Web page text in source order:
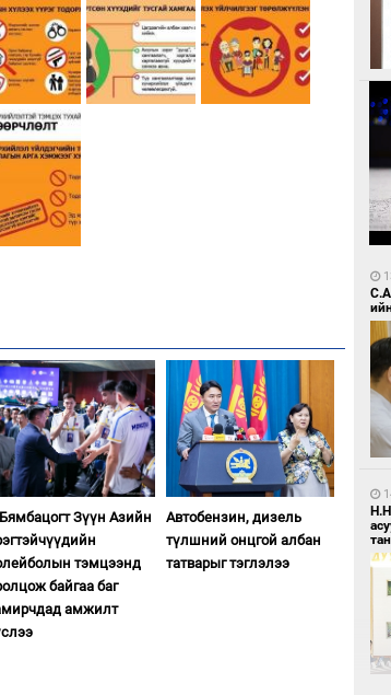
Зүүн Азийн
тэмцээнд
байгаа баг
амжилт
Автобензин, дизель
түлшний онцгой албан
татварыг тэглэлээ